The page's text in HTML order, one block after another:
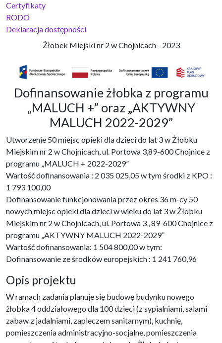
Certyfikaty
RODO
Deklaracja dostępności
Żłobek Miejski nr 2 w Chojnicach - 2023
Dofinansowanie żłobka z programu
„MALUCH +” oraz „AKTYWNY
MALUCH 2022-2029”
Utworzenie 50 miejsc opieki dla dzieci do lat 3 w Żłobku
Miejskim nr 2 w Chojnicach, ul. Portowa 3,89-600 Chojnice z
programu „MALUCH + 2022-2029”
Wartość dofinansowania : 2 035 025,05 w tym środki z KPO :
1 793 100,00
Dofinansowanie funkcjonowania przez okres 36 m-cy 50
nowych miejsc opieki dla dzieci w wieku do lat 3 w Żłobku
Miejskim nr 2 w Chojnicach, ul. Portowa 3 , 89-600 Chojnice z
programu „AKTYWNY MALUCH 2022-2029”
Wartość dofinansowania: 1 504 800,00 w tym:
Dofinansowanie ze środków europejskich : 1 241 760,96
Opis projektu
W ramach zadania planuje się budowę budynku nowego
żłobka 4 oddziałowego dla 100 dzieci (z sypialniami, salami
zabaw z jadalniami, zapleczem sanitarnym), kuchnię,
pomieszczenia administracyjno-socjalne, pomieszczenia